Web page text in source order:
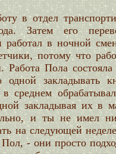
в отдел
Затем его
работал в ночной
потому что
Работа Пола
закладывать
среднем
закладывая их в
и ты не имел
на следующей
- они просто